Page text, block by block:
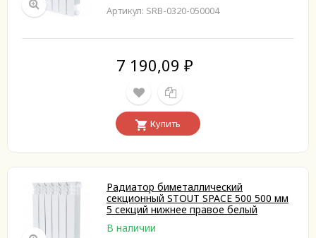
Артикул: SRB-0320-050004
7 190,09 ₽
Купить
Радиатор биметаллический
секционный STOUT SPACE 500 500 мм
5 секций нижнее правое белый
В наличии